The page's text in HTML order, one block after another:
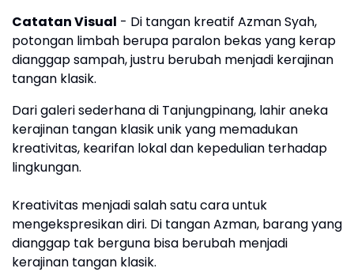
Catatan Visual - Di tangan kreatif Azman Syah,
potongan limbah berupa paralon bekas yang kerap
dianggap sampah, justru berubah menjadi kerajinan
tangan klasik.
Dari galeri sederhana di Tanjungpinang, lahir aneka
kerajinan tangan klasik unik yang memadukan
kreativitas, kearifan lokal dan kepedulian terhadap
lingkungan.
Kreativitas menjadi salah satu cara untuk
mengekspresikan diri. Di tangan Azman, barang yang
dianggap tak berguna bisa berubah menjadi
kerajinan tangan klasik.